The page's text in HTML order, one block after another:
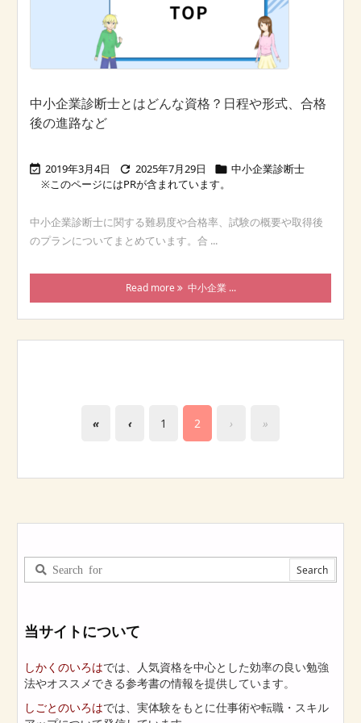
中小企業診断士とはどんな資格？日程や形式、合格
後の進路など
 2019年3月4日  2025年7月29日  中小企業診断士
中小企業診断士に関する難易度や合格率、試験の概要や取得後
のプランについてまとめています。合 ...
Read more 中小企業 ...
« ‹ 1 2 › »
当サイトについて
しかくのいろはでは、人気資格を中心とした効率の良い勉強
法やオススメできる参考書の情報を提供しています。
しごとのいろはでは、実体験をもとに仕事術や転職・スキル